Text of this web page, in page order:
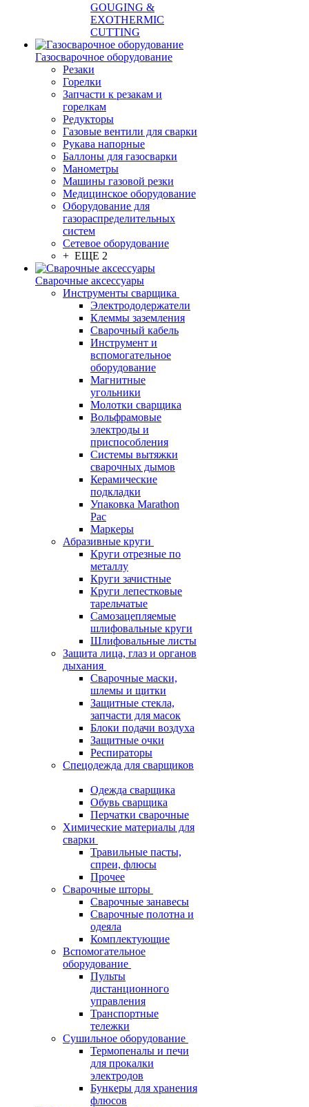
GOUGING &
EXOTHERMIC
CUTTING
Газосварочное оборудование
Резаки
Горелки
Запчасти к резакам и
горелкам
Редукторы
Газовые вентили для сварки
Рукава напорные
Баллоны для газосварки
Манометры
Машины газовой резки
Медицинское оборудование
Оборудование для
газораспределительных
систем
Сетевое оборудование
+ ЕЩЕ 2
Сварочные аксессуары
Инструменты сварщика
Электрододержатели
Клеммы заземления
Сварочный кабель
Инструмент и
вспомогательное
оборудование
Магнитные
угольники
Молотки сварщика
Вольфрамовые
электроды и
приспособления
Системы вытяжки
сварочных дымов
Керамические
подкладки
Упаковка Marathon
Pac
Маркеры
Абразивные круги
Круги отрезные по
металлу
Круги зачистные
Круги лепестковые
тарельчатые
Самозацепляемые
шлифовальные круги
Шлифовальные листы
Защита лица, глаз и органов
дыхания
Сварочные маски,
шлемы и щитки
Защитные стекла,
запчасти для масок
Блоки подачи воздуха
Защитные очки
Респираторы
Спецодежда для сварщиков
Одежда сварщика
Обувь сварщика
Перчатки сварочные
Химические материалы для
сварки
Травильные пасты,
спреи, флюсы
Прочее
Сварочные шторы
Сварочные занавесы
Сварочные полотна и
одеяла
Комплектующие
Вспомогательное
оборудование
Пульты
дистанционного
управления
Транспортные
тележки
Сушильное оборудование
Термопеналы и печи
для прокалки
электродов
Бункеры для хранения
флюсов